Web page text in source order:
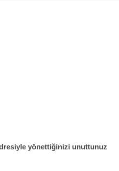
yönettiğinizi unuttunuz